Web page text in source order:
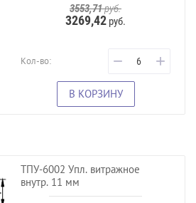
3553,71руб.
3269,42 руб.
Кол-во: − +
В КОРЗИНУ
ТПУ-6002 Упл. витражное
внутр. 11 мм